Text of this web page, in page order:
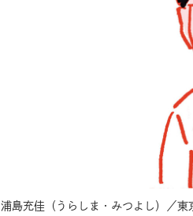
浦島充佳（うらしま・みつよし）／